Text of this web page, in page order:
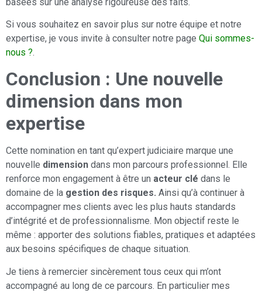
Si vous souhaitez en savoir plus sur notre équipe et notre
expertise, je vous invite à consulter notre page Qui sommes-
nous ?.
Conclusion : Une nouvelle
dimension dans mon
expertise
Cette nomination en tant qu’expert judiciaire marque une
nouvelle dimension dans mon parcours professionnel. Elle
renforce mon engagement à être un acteur clé dans le
domaine de la gestion des risques. Ainsi qu’à continuer à
accompagner mes clients avec les plus hauts standards
d’intégrité et de professionnalisme. Mon objectif reste le
même : apporter des solutions fiables, pratiques et adaptées
aux besoins spécifiques de chaque situation.
Je tiens à remercier sincèrement tous ceux qui m’ont
accompagné au long de ce parcours. En particulier mes